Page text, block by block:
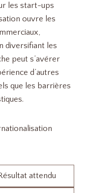
les start-ups
ouvre les
diversifiant les
peut s’avérer
d’autres
que les barrières
attendu